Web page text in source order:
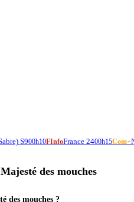
S900h10FInfoFrance 2400h15Com+
des mouches
des mouches ?